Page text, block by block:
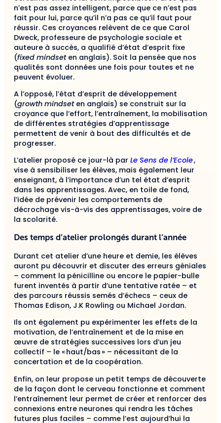
n’est pas assez intelligent, parce que ce n’est pas
fait pour lui, parce qu’il n’a pas ce qu’il faut pour
réussir. Ces croyances relèvent de ce que Carol
Dweck, professeure de psychologie sociale et
auteure à succès, a qualifié d’état d’esprit fixe
(fixed mindset en anglais). Soit la pensée que nos
qualités sont données une fois pour toutes et ne
peuvent évoluer.
A l’opposé, l’état d’esprit de développement
(growth mindset en anglais) se construit sur la
croyance que l’effort, l’entraînement, la mobilisation
de différentes stratégies d’apprentissage
permettent de venir à bout des difficultés et de
progresser.
L’atelier proposé ce jour-là par Le Sens de l’Ecole,
vise à sensibiliser les élèves, mais également leur
enseignant, à l’importance d’un tel état d’esprit
dans les apprentissages. Avec, en toile de fond,
l’idée de prévenir les comportements de
décrochage vis-à-vis des apprentissages, voire de
la scolarité.
Des temps d’atelier prolongés durant l’année
Durant cet atelier d’une heure et demie, les élèves
auront pu découvrir et discuter des erreurs géniales
– comment la pénicilline ou encore le papier-bulle
furent inventés à partir d’une tentative ratée – et
des parcours réussis semés d’échecs – ceux de
Thomas Edison, J.K Rowling ou Michael Jordan.
Ils ont également pu expérimenter les effets de la
motivation, de l’entraînement et de la mise en
œuvre de stratégies successives lors d’un jeu
collectif – le « haut/bas » – nécessitant de la
concertation et de la coopération.
Enfin, on leur propose un petit temps de découverte
de la façon dont le cerveau fonctionne et comment
l’entraînement leur permet de créer et renforcer des
connexions entre neurones qui rendra les tâches
futures plus faciles – comme l’est aujourd’hui la